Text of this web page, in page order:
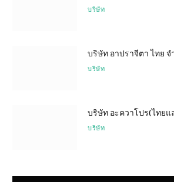
บริษัท
บริษัท อาปราจีตา ไทย จ
บริษัท
บริษัท อะควาโปร(ไทยแ
บริษัท